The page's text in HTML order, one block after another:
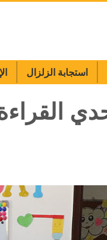
استجابة الزلزال